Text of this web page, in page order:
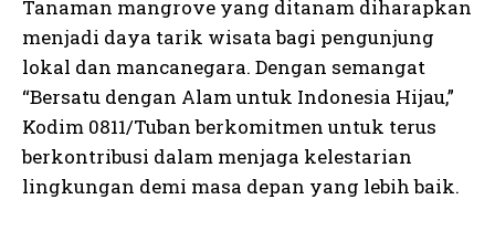
Tanaman mangrove yang ditanam diharapkan
menjadi daya tarik wisata bagi pengunjung
lokal dan mancanegara. Dengan semangat
“Bersatu dengan Alam untuk Indonesia Hijau,”
Kodim 0811/Tuban berkomitmen untuk terus
berkontribusi dalam menjaga kelestarian
lingkungan demi masa depan yang lebih baik.